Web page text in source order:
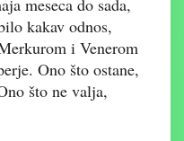
kakav odnos,
i Venerom
Ono što ostane,
što ne valja,